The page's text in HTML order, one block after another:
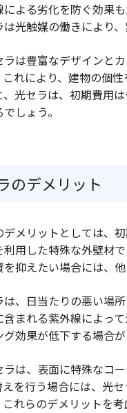
よる劣化を防ぐ効果
光触媒の働きにより
ラは豊富なデザインと
れにより、建物の個
、光セラは、初期費用
しょう。
のデメリット
メリットとしては、
利用した特殊な外壁材
抑えたい場合には、
は、日当たりの悪い場
含まれる紫外線によっ
効果が低下する場合が
ラは、表面に特殊なコ
えを行う場合には、光
れらのデメリットを